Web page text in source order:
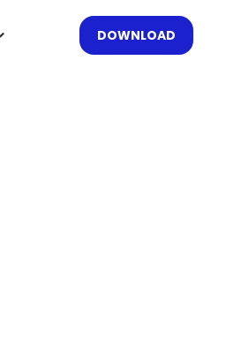
DOWNLOAD